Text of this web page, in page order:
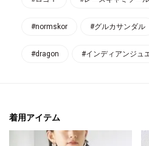
#normskor #グルカサンダル
#dragon #インディアンジュ
着用アイテム